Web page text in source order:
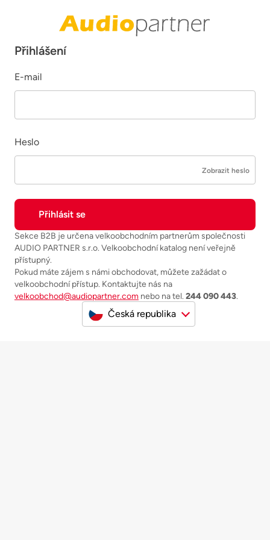
Přihlášení
E-mail
Heslo
Zobrazit heslo
Sekce B2B je určena velkoobchodním partnerům společnosti
AUDIO PARTNER s.r.o. Velkoobchodní katalog není veřejně
přístupný.
Pokud máte zájem s námi obchodovat, můžete zažádat o
velkoobchodní přístup. Kontaktujte nás na
velkoobchod@audiopartner.com nebo na tel. 244 090 443.
Česká republika